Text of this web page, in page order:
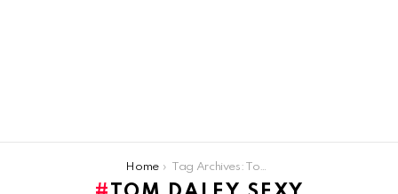
Home Tag Archives: Tom Daley sexy